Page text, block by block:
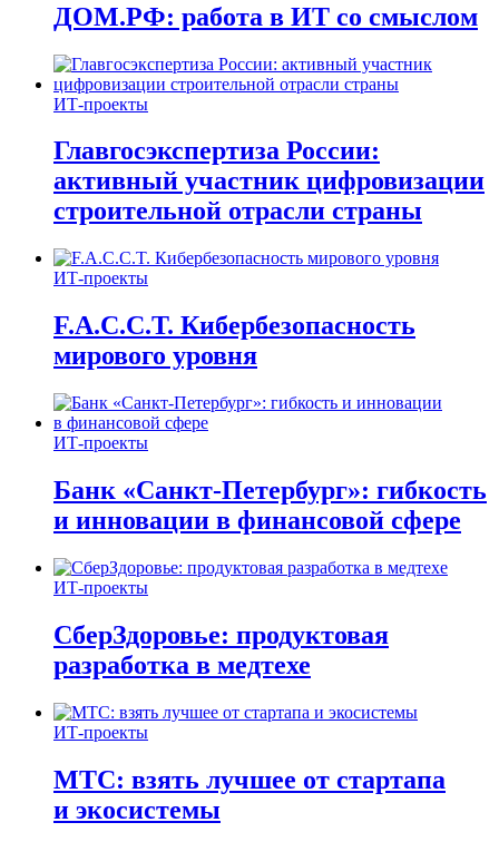
ДОМ.РФ: работа в ИТ со смыслом
ИТ-проекты
Главгосэкспертиза России:
активный участник цифровизации
строительной отрасли страны
ИТ-проекты
F.A.C.C.T. Кибербезопасность
мирового уровня
ИТ-проекты
Банк «Санкт-Петербург»: гибкость
и инновации в финансовой сфере
ИТ-проекты
СберЗдоровье: продуктовая
разработка в медтехе
ИТ-проекты
МТС: взять лучшее от стартапа
и экосистемы